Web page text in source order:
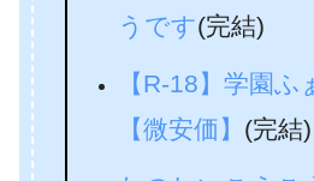
うです(完結)
【R-18】学園
【微安価】 (完結)